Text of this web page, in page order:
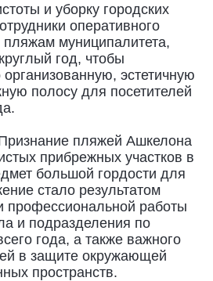
и уборку городских
оперативного
пляжам муниципалитета,
год, чтобы
эстетичную
полосу для посетителей
пляжей Ашкелона
прибрежных участков в
большой гордости для
стало результатом
профессиональной работы
и подразделения по
года, а также важного
в защите окружающей
пространств.